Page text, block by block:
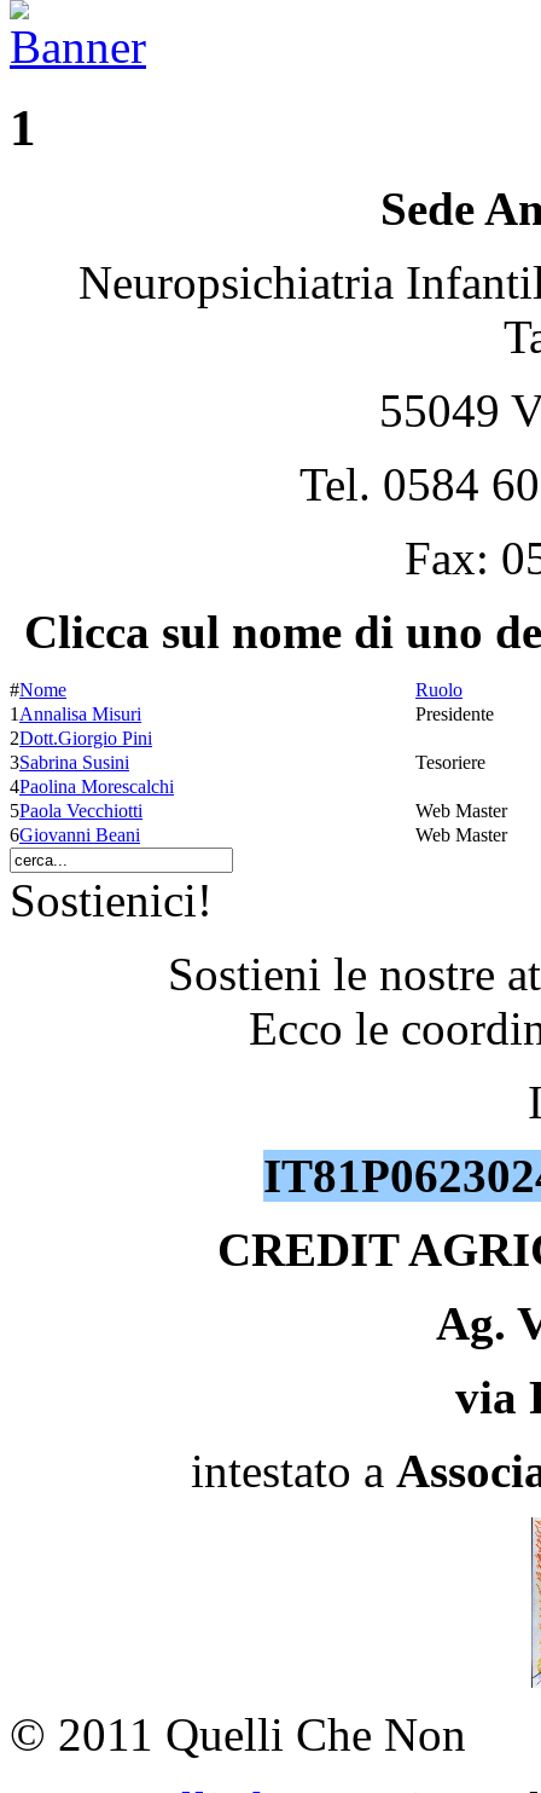
1
Sede
Neuropsichiatria
55049
Tel. 0584
Fax:
Clicca sul nome di uno
#Nome
Ruolo
1 Annalisa Misuri
Presidente
2Dott.Giorgio Pini
3Sabrina Susini
Tesoriere
4Paolina Morescalchi
5Paola Vecchiotti
Web Master
6Giovanni Beani Web Master
Sostienici!
Sostieni le nostre
Ecco le
CREDIT
Ag.
via
intestato a
© 2011 Quelli Che Non